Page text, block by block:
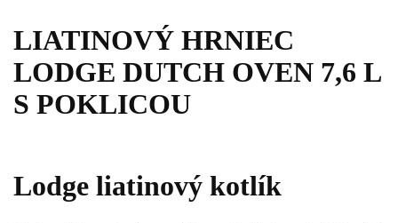
LIATINOVÝ HRNIEC
LODGE DUTCH OVEN 7,6 L
S POKLICOU
Lodge liatinový kotlík